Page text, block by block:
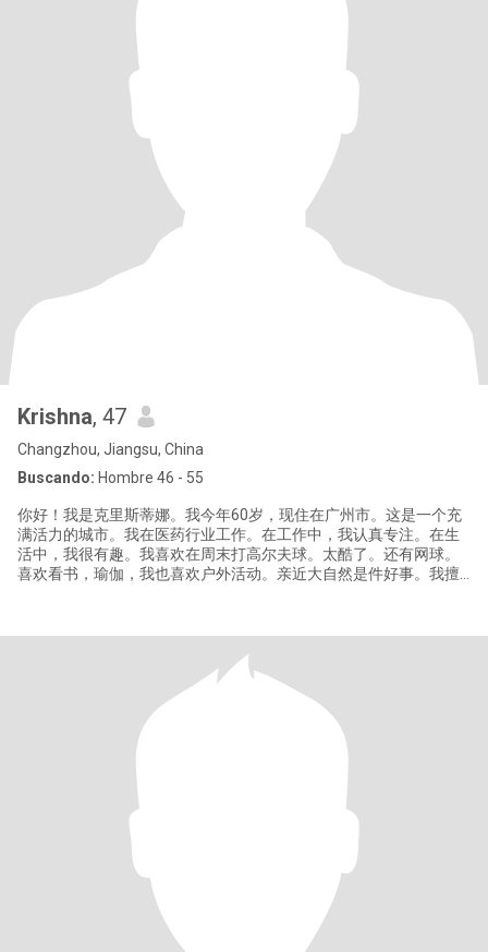
Krishna, 47
Changzhou, Jiangsu, China
Buscando: Hombre 46 - 55
你好！我是克里斯蒂娜。我今年60岁，现住在广州市。这是一个充
满活力的城市。我在医药行业工作。在工作中，我认真专注。在生
活中，我很有趣。我喜欢在周末打高尔夫球。太酷了。还有网球。
喜欢看书，瑜伽，我也喜欢户外活动。亲近大自然是件好事。我擅
情，我是一个关爱他人的人，是爱的使者。因为我相信爱和善良可
良、有责任感的人。如果他有